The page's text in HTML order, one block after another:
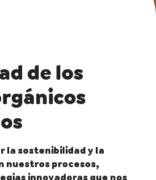
de los
la sostenibilidad y la
nuestros procesos,
innovadoras que nos